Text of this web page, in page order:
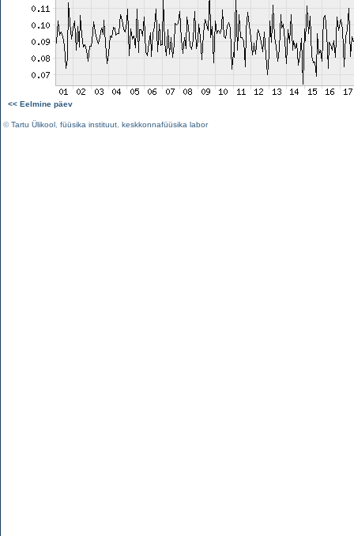
<< Eelmine päev
©Tartu Ülikool füüsika instituut keskkonnafüüsika labor